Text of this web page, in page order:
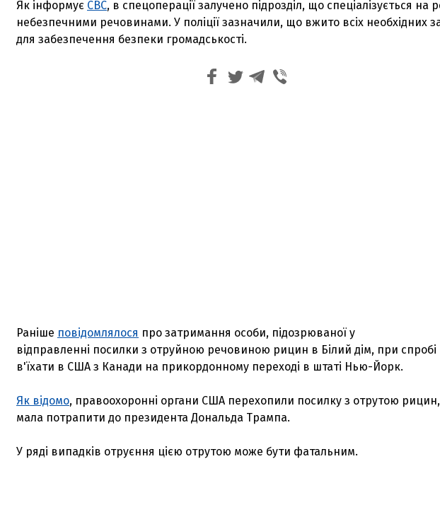
Як інформує CBC, в спецоперації залучено підрозділ, що спеціалізується на
небезпечними речовинами. У поліції зазначили, що вжито всіх необхідних
для забезпечення безпеки громадськості.
Раніше повідомлялося про затримання особи, підозрюваної у
відправленні посилки з отруйною речовиною рицин в Білий дім, при спробі
в'їхати в США з Канади на прикордонному переході в штаті Нью-Йорк.
Як відомо, правоохоронні органи США перехопили посилку з отрутою
мала потрапити до президента Дональда Трампа.
У ряді випадків отруєння цією отрутою може бути фатальним.